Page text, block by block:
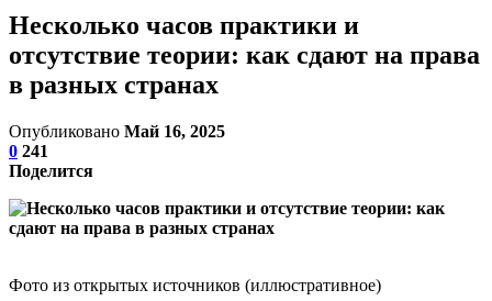
Несколько часов практики и
отсутствие теории: как сдают на права
в разных странах
Опубликовано Май 16, 2025
0 241
Поделится
Фото из открытых источников (иллюстративное)